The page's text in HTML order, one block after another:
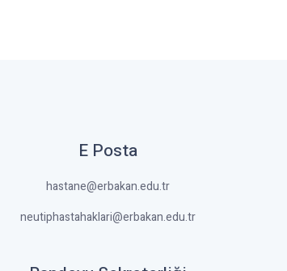
E Posta
hastane@erbakan.edu.tr
neutiphastahaklari@erbakan.edu.tr